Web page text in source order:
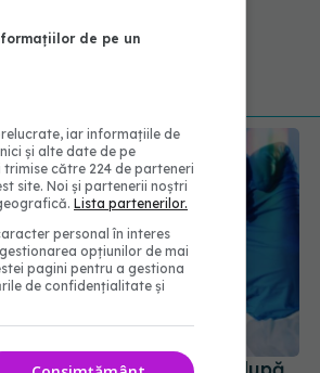
de pe un
iar informațiile de
și alte date de pe
către 224 de parteneri
site. Noi și partenerii noștri
Lista partenerilor.
personal în interes
opțiunilor de mai
pagini pentru a gestiona
de confidențialitate și